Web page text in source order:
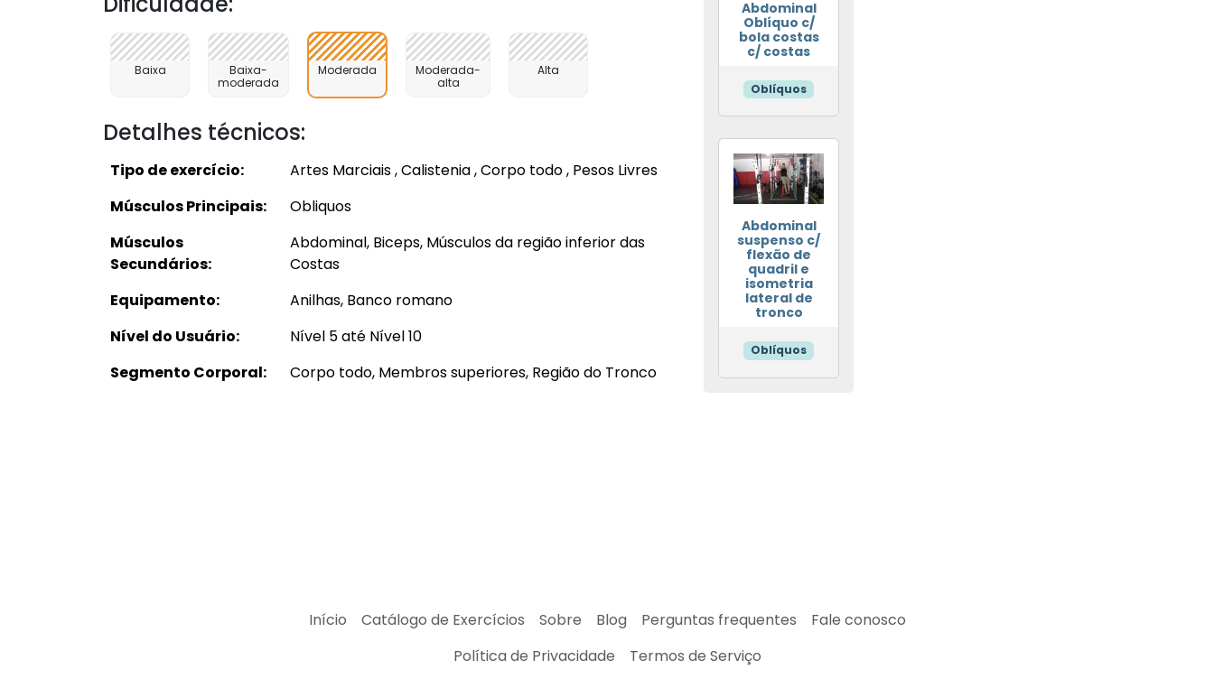
Baixa
Baixa-
moderada
Moderada
Moderada-
alta
Alta
Detalhes técnicos:
Tipo de exercício:
Artes Marciais , Calistenia , Corpo todo , Pesos Livres
Músculos Principais:
Obliquos
Músculos
Secundários:
Abdominal, Biceps, Músculos da região inferior das
Costas
Equipamento:
Anilhas, Banco romano
Nível do Usuário:
Nível 5 até Nível 10
Segmento Corporal:
Corpo todo, Membros superiores, Região do Tronco
Abdominal
Oblíquo c/
bola costas
c/ costas
Oblíquos
Abdominal
suspenso c/
flexão de
quadril e
isometria
lateral de
tronco
Oblíquos
Início Catálogo de Exercícios Sobre Blog Perguntas frequentes
Fale conosco
Política de Privacidade
Termos de Serviço